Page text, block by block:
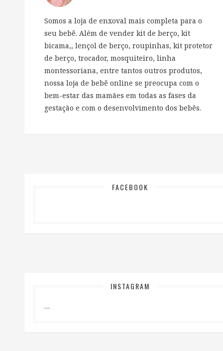
Somos a loja de enxoval mais completa para o
seu bebê. Além de vender kit de berço, kit
bicama,, lençol de berço, roupinhas, kit protetor
de berço, trocador, mosquiteiro, linha
montessoriana, entre tantos outros produtos,
nossa loja de bebê online se preocupa com o
bem-estar das mamães em todas as fases da
gestação e com o desenvolvimento dos bebês.
FACEBOOK
INSTAGRAM
…